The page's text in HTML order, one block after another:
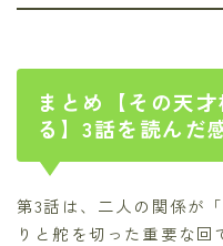
まとめ【その天
る】3話を読んだ
第3話は、二人の関係が
りと舵を切った重要な